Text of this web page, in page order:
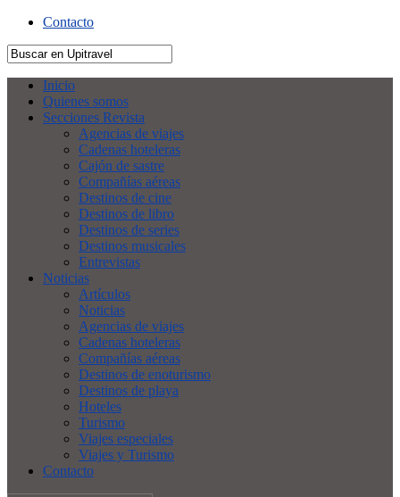
Contacto
Inicio
Quienes somos
Secciones Revista
Agencias de viajes
Cadenas hoteleras
Cajón de sastre
Compañías aéreas
Destinos de cine
Destinos de libro
Destinos de series
Destinos musicales
Entrevistas
Noticias
Artículos
Noticias
Agencias de viajes
Cadenas hoteleras
Compañías aéreas
Destinos de enoturismo
Destinos de playa
Hoteles
Turismo
Viajes especiales
Viajes y Turismo
Contacto